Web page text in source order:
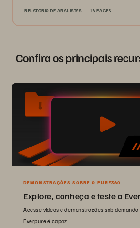
RELATÓRIO DE ANALISTAS 16 PAGES
Confira os principais
DEMONSTRAÇÕES SOBRE O PURE360
Explore, conheça e teste a
Acesse vídeos e demonstrações sob demanda
Everpure é capaz.